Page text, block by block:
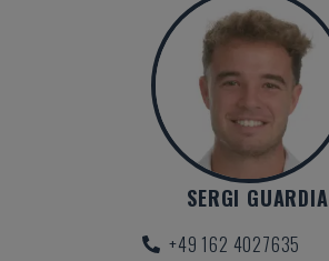
SERGI GUARDIA
+49 162 4027635